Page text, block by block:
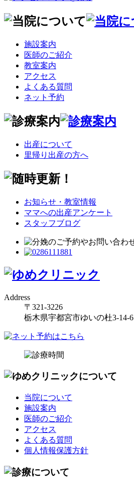
施設案内
医師のご紹介
教室案内
アクセス
よくある質問
ネット予約
出産について
里帰り出産の方へ
お知らせ・教室情報
ママへの出産アンケート
スタッフブログ
Address
〒321-3226
栃木県宇都宮市ゆいの杜3-14-6
当院について
施設案内
医師のご紹介
アクセス
よくある質問
個人情報保護方針